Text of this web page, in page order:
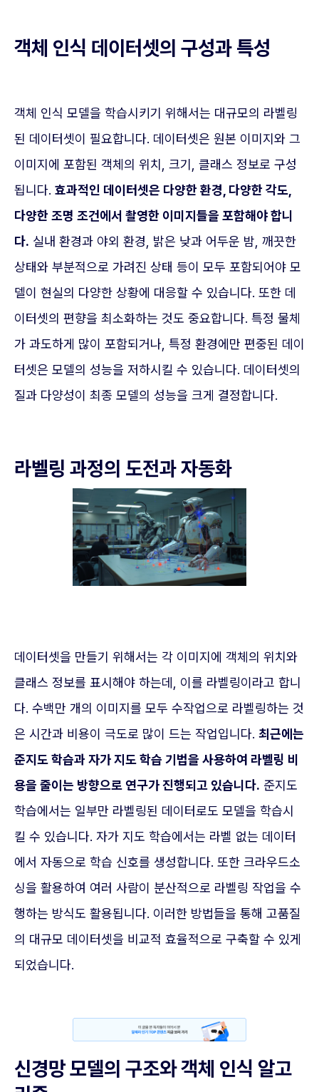
객체 인식 데이터셋의 구성과 특성
객체 인식 모델을 학습시키기 위해서는 대규모의 라벨링
된 데이터셋이 필요합니다. 데이터셋은 원본 이미지와 그
이미지에 포함된 객체의 위치, 크기, 클래스 정보로 구성
됩니다. 효과적인 데이터셋은 다양한 환경, 다양한 각도,
다양한 조명 조건에서 촬영한 이미지들을 포함해야 합니
다. 실내 환경과 야외 환경, 밝은 낮과 어두운 밤, 깨끗한
상태와 부분적으로 가려진 상태 등이 모두 포함되어야 모
델이 현실의 다양한 상황에 대응할 수 있습니다. 또한 데
이터셋의 편향을 최소화하는 것도 중요합니다. 특정 물체
가 과도하게 많이 포함되거나, 특정 환경에만 편중된 데이
터셋은 모델의 성능을 저하시킬 수 있습니다. 데이터셋의
질과 다양성이 최종 모델의 성능을 크게 결정합니다.
라벨링 과정의 도전과 자동화
데이터셋을 만들기 위해서는 각 이미지에 객체의 위치와
클래스 정보를 표시해야 하는데, 이를 라벨링이라고 합니
다. 수백만 개의 이미지를 모두 수작업으로 라벨링하는 것
은 시간과 비용이 극도로 많이 드는 작업입니다. 최근에는
준지도 학습과 자가 지도 학습 기법을 사용하여 라벨링 비
용을 줄이는 방향으로 연구가 진행되고 있습니다. 준지도
학습에서는 일부만 라벨링된 데이터로도 모델을 학습시
킬 수 있습니다. 자가 지도 학습에서는 라벨 없는 데이터
에서 자동으로 학습 신호를 생성합니다. 또한 크라우드소
싱을 활용하여 여러 사람이 분산적으로 라벨링 작업을 수
행하는 방식도 활용됩니다. 이러한 방법들을 통해 고품질
의 대규모 데이터셋을 비교적 효율적으로 구축할 수 있게
되었습니다.
신경망 모델의 구조와 객체 인식 알고